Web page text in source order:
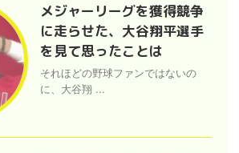
メジャーリーグを獲得競争
に走らせた、大谷翔平選手
を見て思ったことは
それほどの野球ファンではないの
に、大谷翔 ...